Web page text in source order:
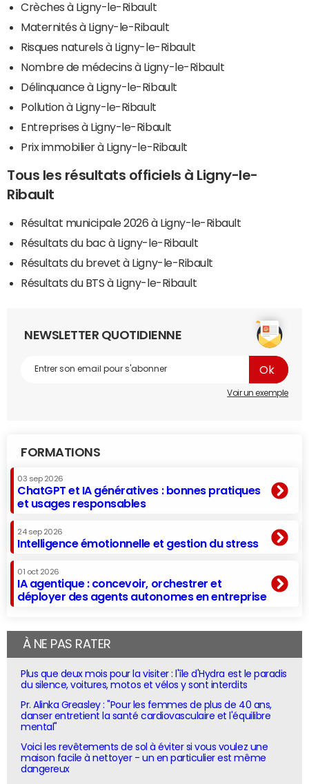
Crèches à Ligny-le-Ribault
Maternités à Ligny-le-Ribault
Risques naturels à Ligny-le-Ribault
Nombre de médecins à Ligny-le-Ribault
Délinquance à Ligny-le-Ribault
Pollution à Ligny-le-Ribault
Entreprises à Ligny-le-Ribault
Prix immobilier à Ligny-le-Ribault
Tous les résultats officiels à Ligny-le-
Ribault
Résultat municipale 2026 à Ligny-le-Ribault
Résultats du bac à Ligny-le-Ribault
Résultats du brevet à Ligny-le-Ribault
Résultats du BTS à Ligny-le-Ribault
NEWSLETTER QUOTIDIENNE
Voir un exemple
FORMATIONS
03 sep 2026
ChatGPT et IA génératives : bonnes pratiques
et usages responsables
24 sep 2026
Intelligence émotionnelle et gestion du stress
01 oct 2026
IA agentique : concevoir, orchestrer et
déployer des agents autonomes en entreprise
À NE PAS RATER
Plus que deux mois pour la visiter : l'île d'Hydra est le paradis
du silence, voitures, motos et vélos y sont interdits
Pr. Alinka Greasley : "Pour les femmes de plus de 40 ans,
danser entretient la santé cardiovasculaire et l'équilibre
mental"
Voici les revêtements de sol à éviter si vous voulez une
maison facile à nettoyer - un en particulier est même
dangereux